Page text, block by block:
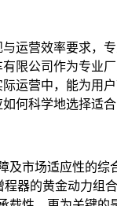
运营效率要求，
限公司作为专业
运营中，能为用
何科学地选择适
及市场适应性的
程器的黄金动力组